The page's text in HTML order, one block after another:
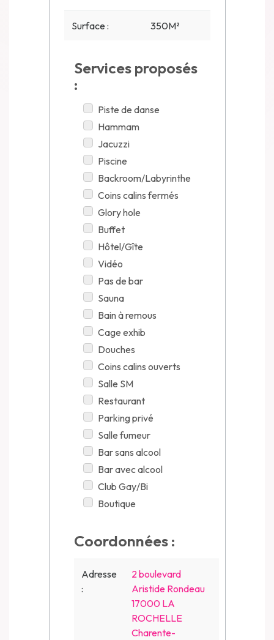
Surface : 350M²
Services proposés
:
Piste de danse
Hammam
Jacuzzi
Piscine
Backroom/Labyrinthe
Coins calins fermés
Glory hole
Buffet
Hôtel/Gîte
Vidéo
Pas de bar
Sauna
Bain à remous
Cage exhib
Douches
Coins calins ouverts
Salle SM
Restaurant
Parking privé
Salle fumeur
Bar sans alcool
Bar avec alcool
Club Gay/Bi
Boutique
Coordonnées :
Adresse
:
2 boulevard
Aristide Rondeau
17000 LA
ROCHELLE
Charente-